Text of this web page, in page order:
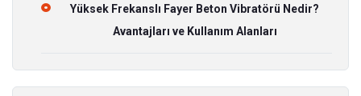
Yüksek Frekanslı Fayer Beton Vibratörü Nedir?
Avantajları ve Kullanım Alanları